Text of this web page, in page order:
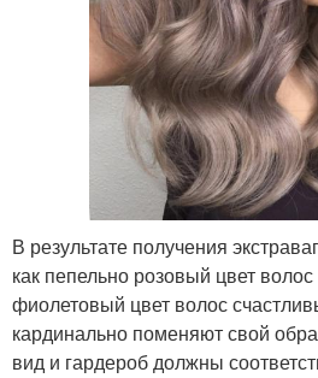
В результате получения
как пепельно розовый цвет
фиолетовый цвет волос
кардинально поменяют свой
вид и гардероб должны